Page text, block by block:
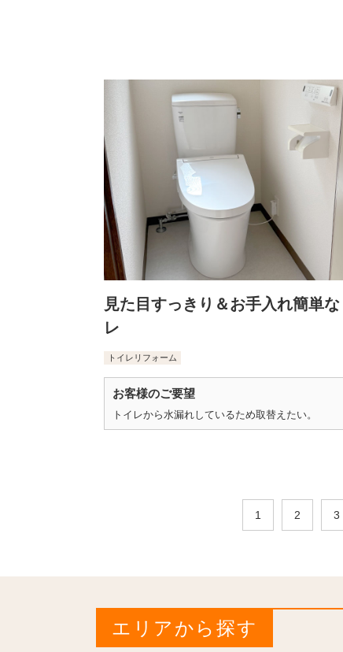
見た目すっきり＆お手入れ簡単な
レ
トイレリフォーム
お客様のご要望
トイレから水漏れしているため取替えたい。
1 2 3
エリアから探す